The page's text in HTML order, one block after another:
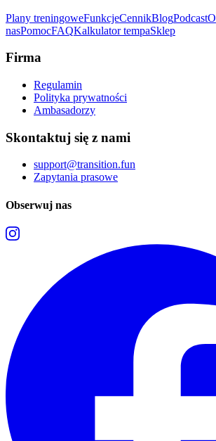
Plany treningoweFunkcjeCennikBlogPodcastO
nasPomocFAQKalkulator tempaSklep
Firma
Regulamin
Polityka prywatności
Ambasadorzy
Skontaktuj się z nami
support@transition.fun
Zapytania prasowe
Obserwuj nas